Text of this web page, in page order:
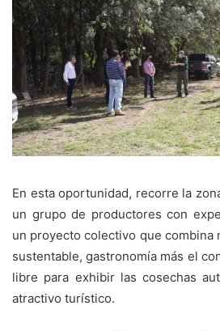
En esta oportunidad, recorre la
un grupo de productores con
un proyecto colectivo que combina
sustentable, gastronomía más el
libre para exhibir las cosechas
atractivo turístico.